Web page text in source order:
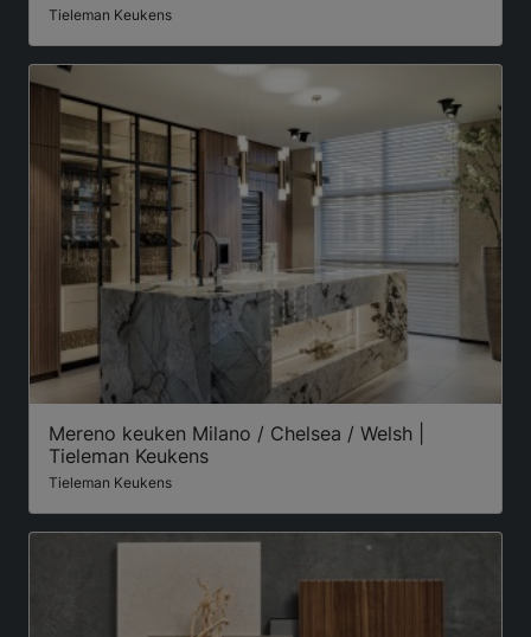
Tieleman Keukens
Mereno keuken Milano / Chelsea / Welsh |
Tieleman Keukens
Tieleman Keukens